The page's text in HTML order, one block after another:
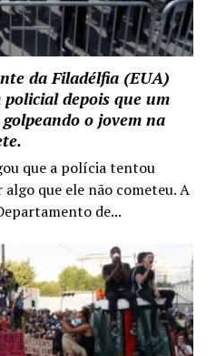
da Filadélfia (EUA)
depois que um
o jovem na
que a polícia tentou
que ele não cometeu. A
de...